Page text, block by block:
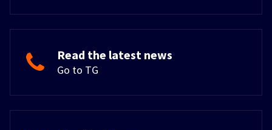
Read the latest news
Go to TG